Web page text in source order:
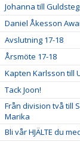
Johanna till
Daniel Åkesson
Avslutning 17-18
Årsmöte 17-18
Kapten Karlsson till
Tack Joon!
Från division två till
Marika
Bli vår HJÄLTE du